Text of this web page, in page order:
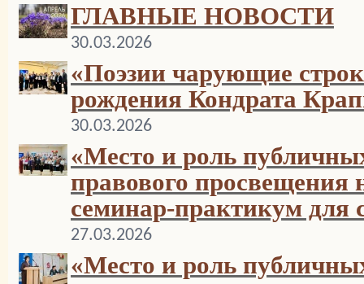
ГЛАВНЫЕ НОВОСТИ
30.03.2026
«Поэзии чарующие
рождения Кондрата
30.03.2026
«Место и роль
правового просвещения
семинар-практикум
27.03.2026
«Место и роль